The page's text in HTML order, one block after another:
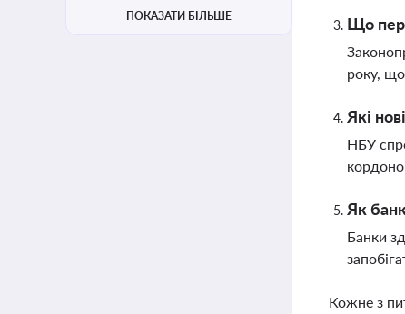
ПОКАЗАТИ БІЛЬШЕ Що
року, що
Які
НБУ
Як
Банки
Кожне з